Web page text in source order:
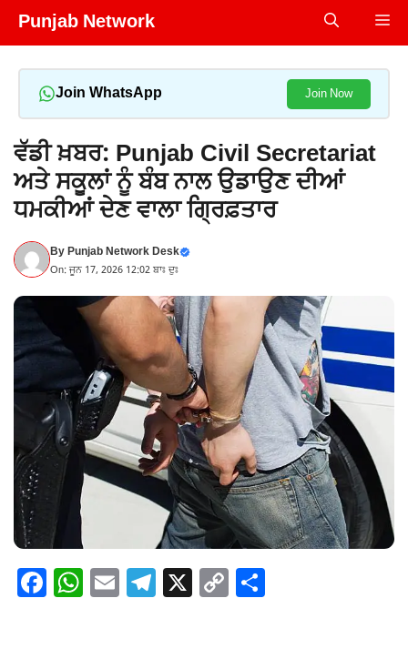
Skip
Punjab Network
Join WhatsApp Join Now
ਵੱਡੀ ਖ਼ਬਰ: Punjab Civil Secretariat
ਅਤੇ ਸਕੂਲਾਂ ਨੂੰ ਬੰਬ ਨਾਲ ਉਡਾਉਣ ਦੀਆਂ
ਧਮਕੀਆਂ ਦੇਣ ਵਾਲਾ ਗ੍ਰਿਫ਼ਤਾਰ
ByPunjab Network Desk
On: ਜੂਨ 17, 2026 12:02 ਬਾਃ ਦੁਃ
F W E T X C